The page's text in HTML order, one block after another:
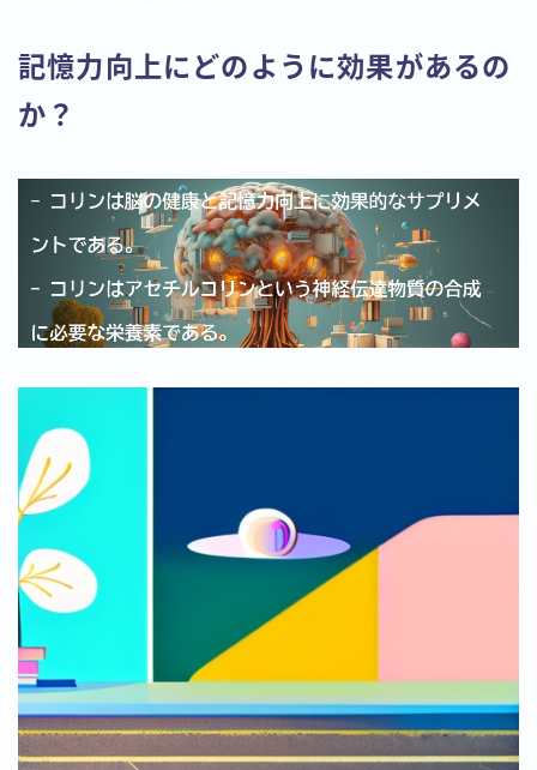
記憶力向上にどのように効果があるの
か？